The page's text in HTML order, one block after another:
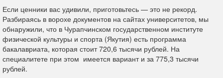
Если ценники вас удивили, приготовьтесь — это не рекорд.
Разбираясь в ворохе документов на сайтах университетов, мы
обнаружили, что в Чурапчинском государственном институте
физической культуры и спорта (Якутия) есть программа
бакалавриата, которая стоит 720,6 тысячи рублей. На
специалитете при этом имеется вариант и за 775,3 тысячи
рублей.